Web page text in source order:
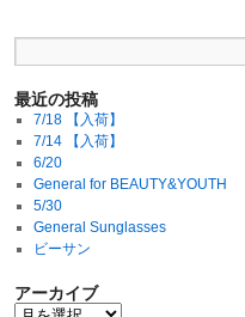
最近の投稿
7/18 【入荷】
7/14 【入荷】
6/20
General for BEAUTY&YOUTH
5/30
General Sunglasses
ビーサン
アーカイブ